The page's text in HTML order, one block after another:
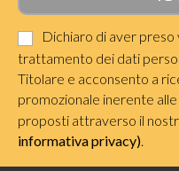
Dichiaro di aver preso
trattamento dei dati
Titolare e acconsento a
promozionale inerente
proposti attraverso il
informativa privacy).